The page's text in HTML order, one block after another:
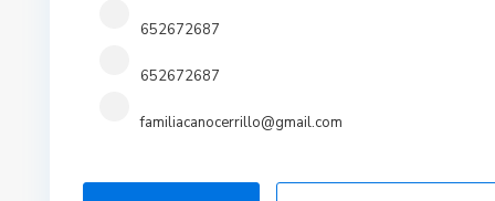
652672687
652672687
familiacanocerrillo@gmail.com